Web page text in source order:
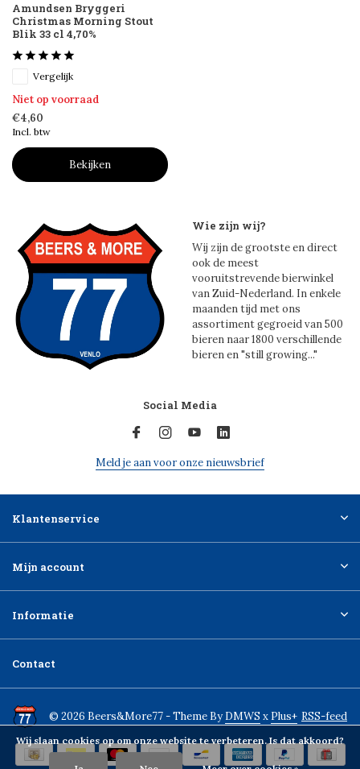
Amundsen Bryggeri
Christmas Morning Stout
Blik 33 cl 4,70%
Vergelijk
Niet op voorraad
€4,60
Incl. btw
Bekijken
Wie zijn wij?
Wij zijn de grootste en direct
ook de meest
vooruitstrevende bierwinkel
van Zuid-Nederland. In enkele
maanden tijd met ons
assortiment gegroeid van 500
bieren naar 1800 verschillende
bieren en "still growing..."
Social Media
Meld je aan voor onze nieuwsbrief
Klantenservice
Mijn account
Informatie
Contact
© 2026 Beers&More77 - Theme ByDMWS x Plus+ RSS-feed
Wij slaan cookies op om onze website te verbeteren. Is dat akkoord?